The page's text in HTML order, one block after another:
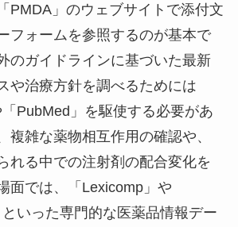
PMDA」のウェブサイトで添付文
フォームを参照するのが基本で
のガイドラインに基づいた最新
や治療方針を調べるためには
「PubMed」を駆使する必要があ
複雑な薬物相互作用の確認や、
れる中での注射剤の配合変化を
面では、「Lexicomp」や
といった専門的な医薬品情報デー